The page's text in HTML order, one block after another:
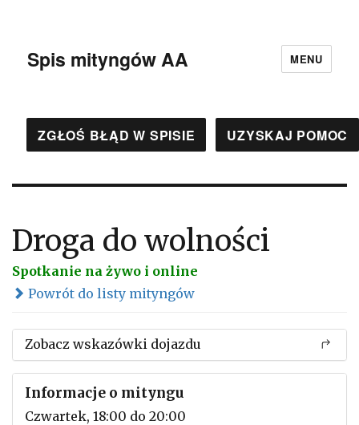
Spis mityngów AA MENU
ZGŁOŚ BŁĄD W SPISIE UZYSKAJ POMOC
Droga do wolności
Spotkanie na żywo i online
Powrót do listy mityngów
Zobacz wskazówki dojazdu
Informacje o mityngu
Czwartek, 18:00 do 20:00